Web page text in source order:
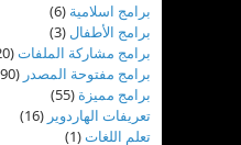
برامج اسلامية (6)
برامج الأطفال (3)
برامج مشاركة الملفات(20)
برامج مفتوحة المصدر (90)
برامج مميزة (55)
تعريفات الهاردوير (16)
تعلم اللغات(1)